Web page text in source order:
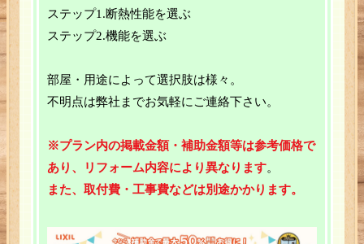
リフォーム施工事例
お客様の声
会社概要
お客様の声
ホーム
ステップ1.断熱性能を選ぶ
ステップ2.機能を選ぶ
部屋・用途によって選択肢は様々。
不明点は弊社までお気軽にご連絡下さい。
※プラン内の掲載金額・補助金額等は参考価格で
あり、リフォーム内容により異なります。
また、取付費・工事費などは別途かかります。